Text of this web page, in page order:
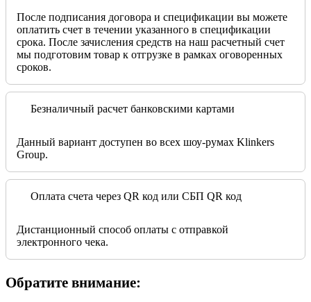
После подписания договора и спецификации вы можете
оплатить счет в течении указанного в спецификации
срока. После зачисления средств на наш расчетный счет
мы подготовим товар к отгрузке в рамках оговоренных
сроков.
Безналичный расчет банковскими картами
Данный вариант доступен во всех шоу-румах Klinkers
Group.
Оплата счета через QR код или СБП QR код
Дистанционный способ оплаты с отправкой
электронного чека.
Обратите внимание: